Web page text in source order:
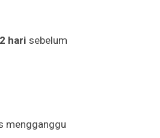
hari sebelum
mengganggu